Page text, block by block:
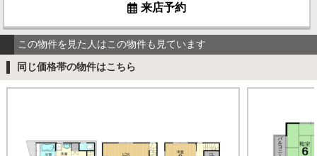
来店予約
この物件を見た人はこの物件も見ています
同じ価格帯の物件はこちら